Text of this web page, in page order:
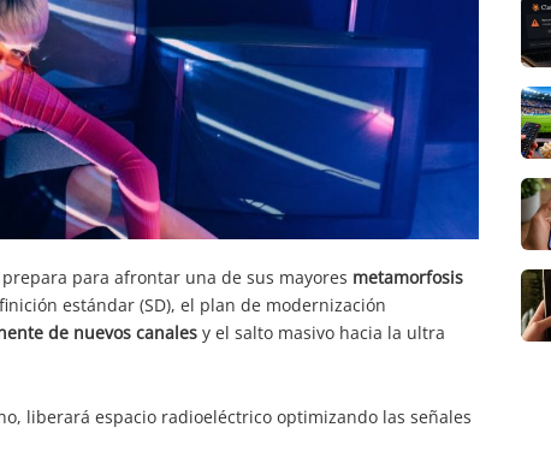
para afrontar una de sus mayores metamorfosis
estándar (SD), el plan de modernización
de nuevos canales y el salto masivo hacia la ultra
liberará espacio radioeléctrico optimizando las señales